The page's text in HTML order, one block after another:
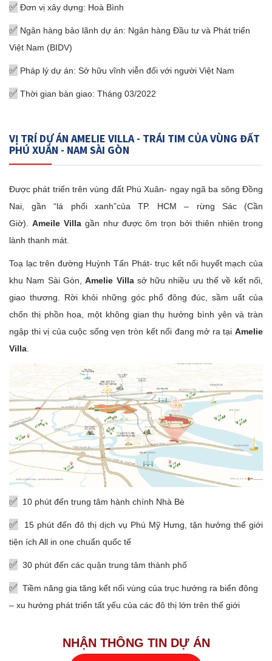
✅ Đơn vị xây dựng: Hoà Bình
✅ Ngân hàng bảo lãnh dự án: Ngân hàng Đầu tư và Phát triển
Việt Nam (BIDV)
✅ Pháp lý dự án: Sở hữu vĩnh viễn đối với người Việt Nam
✅ Thời gian bàn giao: Tháng 03/2022
VỊ TRÍ DỰ ÁN AMELIE VILLA - TRÁI TIM CỦA VÙNG ĐẤT
PHÚ XUÂN - NAM SÀI GÒN
Được phát triển trên vùng đất Phú Xuân- ngay ngã ba sông Đồng
Nai, gần “lá phổi xanh”của TP. HCM – rừng Sác (Cần
Giờ). Ameile Villagần như được ôm trọn bởi thiên nhiên trong
lành thanh mát.
Toạ lạc trên đường Huỳnh Tấn Phát- trục kết nối huyết mạch của
khu Nam Sài Gòn,Amelie Villasở hữu nhiều ưu thế về kết nối,
giao thương. Rời khỏi những góc phố đông đúc, sầm uất của
chốn thị phồn hoa, một không gian thụ hưởng bình yên và tràn
ngập thi vị của cuộc sống vẹn tròn kết nối đang mở ra tại Amelie
Villa
✅ 10 phút đến trung tâm hành chính Nhà Bè
✅
15 phút đến đô thị dịch vụ Phú Mỹ Hưng, tận hưởng thế giới
tiện ích All in one chuẩn quốc tế
✅ 30 phút đến các quận trung tâm thành phố
✅ Tiềm năng gia tăng kết nối vùng của trục hướng ra biển đông
– xu hướng phát triển tất yếu của các đô thị lớn trên thế giới
NHẬN THÔNG TIN DỰ ÁN